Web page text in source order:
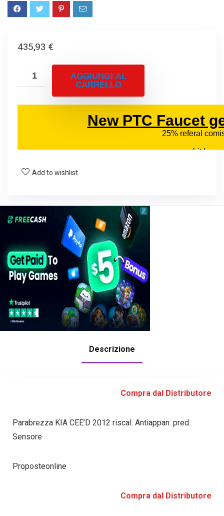
435,93 €
AGGIUNGI AL
CARRELLO
Add to wishlist
Descrizione
Compra dal Distributore
Parabrezza KIA CEE’D 2012 riscal. Antiappan. pred.
Sensore
Proposteonline
Compra dal Distributore